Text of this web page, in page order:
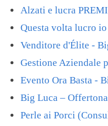
Alzati e lucra
Questa volta lucro
Venditore d'Élite -
Gestione Aziendale
Evento Ora Basta -
Big Luca –
Perle ai Porci